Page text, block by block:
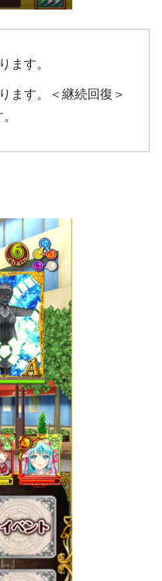
ます。
ます。＜継続回復＞